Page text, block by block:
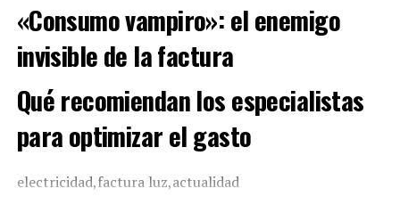
«Consumo vampiro»: el enemigo
invisible de la factura
Qué recomiendan los especialistas
para optimizar el gasto
electricidad,factura luz,actualidad